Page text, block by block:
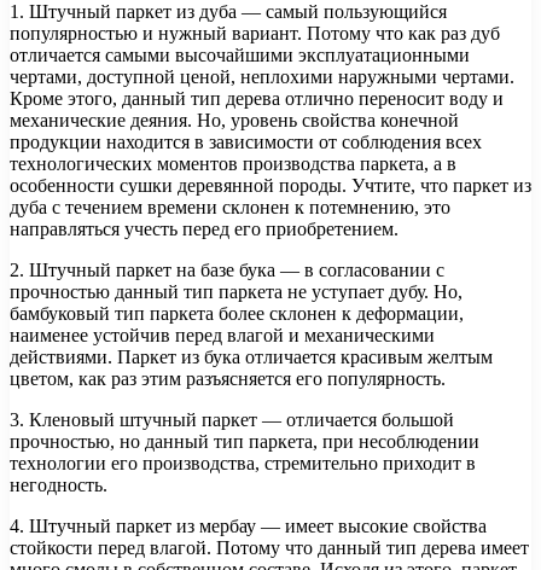
1. Штучный паркет из дуба — самый пользующийся
популярностью и нужный вариант. Потому что как раз дуб
отличается самыми высочайшими эксплуатационными
чертами, доступной ценой, неплохими наружными чертами.
Кроме этого, данный тип дерева отлично переносит воду и
механические деяния. Но, уровень свойства конечной
продукции находится в зависимости от соблюдения всех
технологических моментов производства паркета, а в
особенности сушки деревянной породы. Учтите, что паркет из
дуба с течением времени склонен к потемнению, это
направляться учесть перед его приобретением.
2. Штучный паркет на базе бука — в согласовании с
прочностью данный тип паркета не уступает дубу. Но,
бамбуковый тип паркета более склонен к деформации,
наименее устойчив перед влагой и механическими
действиями. Паркет из бука отличается красивым желтым
цветом, как раз этим разъясняется его популярность.
3. Кленовый штучный паркет — отличается большой
прочностью, но данный тип паркета, при несоблюдении
технологии его производства, стремительно приходит в
негодность.
4. Штучный паркет из мербау — имеет высокие свойства
стойкости перед влагой. Потому что данный тип дерева имеет